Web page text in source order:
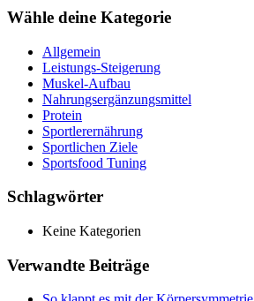
Wähle deine Kategorie
Allgemein
Leistungs-Steigerung
Muskel-Aufbau
Nahrungsergänzungsmittel
Protein
Sportlerernährung
Sportlichen Ziele
Sportsfood Tuning
Schlagwörter
Keine Kategorien
Verwandte Beiträge